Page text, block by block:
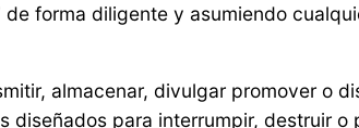
forma diligente y asumiendo
almacenar, divulgar promover o
para interrumpir, destruir